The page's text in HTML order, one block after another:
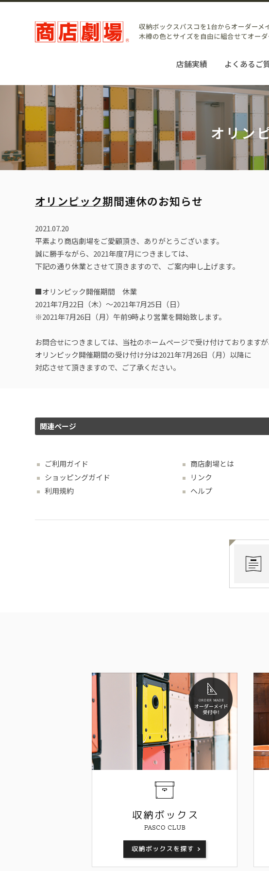
収納ボックスパスコを1台からオーダーメ
木樽の色とサイズを自由に組合せてオーダ
店舗実績 よくあるご
オリン
オリンピック期間連休のお知らせ
2021.07.20
平素より商店劇場をご愛顧頂き、ありがとうございます。
誠に勝手ながら、2021年度7月につきましては、
下記の通り休業とさせて頂きますので、 ご案内申し上げます。
■オリンピック開催期間 休業
2021年7月22日（木）～2021年7月25日（日）
※2021年7月26日（月）午前9時より営業を開始致します。
お問合せにつきましては、当社のホームページで受け付けておりますが
オリンピック開催期間の受け付け分は2021年7月26日（月）以降に
対応させて頂きますので、ご了承ください。
関連ページ
ご利用ガイド 商店劇場とは
ショッピングガイド
リンク
利用規約
ヘルプ